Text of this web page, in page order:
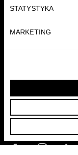
STATYSTYKA
MARKETING
FUNDACJA
© 2022 LELLEK.PL |